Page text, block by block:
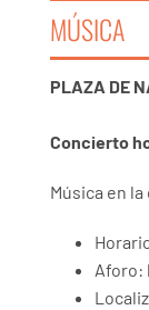
MÚSICA
PLAZA DE
Concierto
Música en la
Aforo: